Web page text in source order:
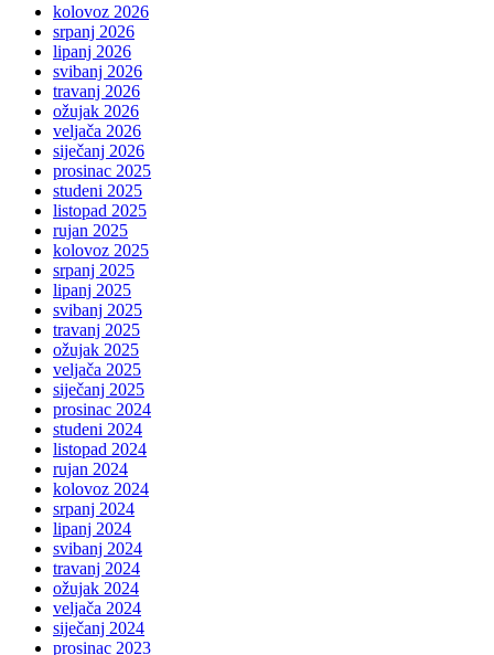
kolovoz 2026
srpanj 2026
lipanj 2026
svibanj 2026
travanj 2026
ožujak 2026
veljača 2026
siječanj 2026
prosinac 2025
studeni 2025
listopad 2025
rujan 2025
kolovoz 2025
srpanj 2025
lipanj 2025
svibanj 2025
travanj 2025
ožujak 2025
veljača 2025
siječanj 2025
prosinac 2024
studeni 2024
listopad 2024
rujan 2024
kolovoz 2024
srpanj 2024
lipanj 2024
svibanj 2024
travanj 2024
ožujak 2024
veljača 2024
siječanj 2024
prosinac 2023